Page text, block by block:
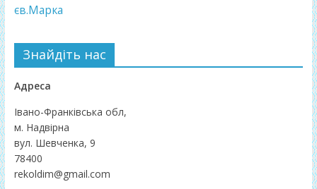
єв.Марка
Знайдіть нас
Адреса
Івано-Франківська обл,
м. Надвірна
вул. Шевченка, 9
78400
rekoldim@gmail.com